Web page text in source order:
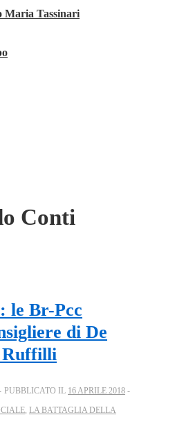
Maria Tassinari
Conti
le Br-Pcc
di De
Ruffilli
PUBBLICATO IL 16 APRILE 2018
, LA BATTAGLIA DELLA